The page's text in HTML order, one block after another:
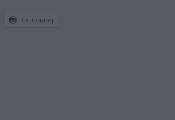
Εκτύπωση